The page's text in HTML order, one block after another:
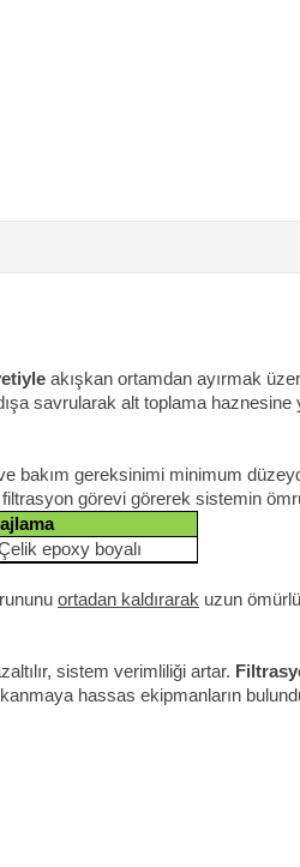
akışkan ortamdan ayırmak
savrularak alt toplama haznesine
bakım gereksinimi minimum
görevi görerek sistemin
epoxy boyalı
ortadan kaldırarak uzun
sistem verimliliği artar.
hassas ekipmanların